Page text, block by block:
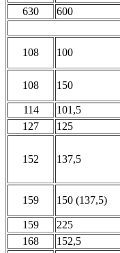
630
600
108 100
108 150
114
101,5
127
125
152 137,5
159 150 (137,5)
159
225
168
152,5